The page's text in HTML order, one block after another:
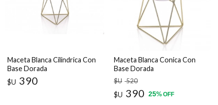
Maceta Blanca Cilindrica Con
Base Dorada
$U 390
Maceta Blanca Conica Con
Base Dorada
$U 520
$U 390 25%OFF